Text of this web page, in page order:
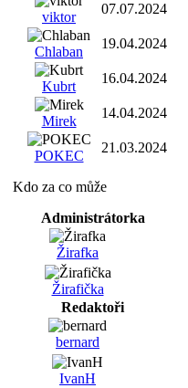
viktor
07.07.2024
Chlaban
19.04.2024
Kubrt
16.04.2024
Mirek
14.04.2024
POKEC
21.03.2024
Kdo za co může
Administrátorka
Žirafka
Žirafička
Redaktoři
bernard
IvanH